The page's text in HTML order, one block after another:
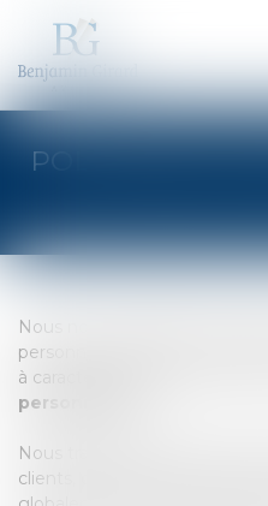
POLITIQUE DE
Nous nous engageons à
personne dont nous
à caractère personnel
personnelles
Nous traitons notamment
clients, des personnes qui